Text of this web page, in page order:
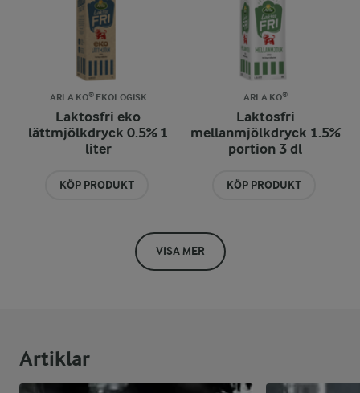
ARLA KO® EKOLOGISK
Laktosfri eko
lättmjölkdryck 0.5% 1
liter
KÖP PRODUKT
ARLA KO®
Laktosfri
mellanmjölkdryck 1.5%
portion 3 dl
KÖP PRODUKT
VISA MER
Artiklar